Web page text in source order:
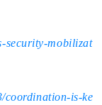
security-mobilizat
coordination-is-ke